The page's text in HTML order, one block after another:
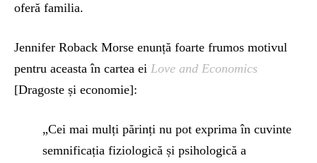
oferă familia.
Jennifer Roback Morse enunță foarte frumos motivul
pentru aceasta în cartea ei Love and Economics
[Dragoste și economie]:
„Cei mai mulți părinți nu pot exprima în cuvinte
semnificația fiziologică și psihologică a